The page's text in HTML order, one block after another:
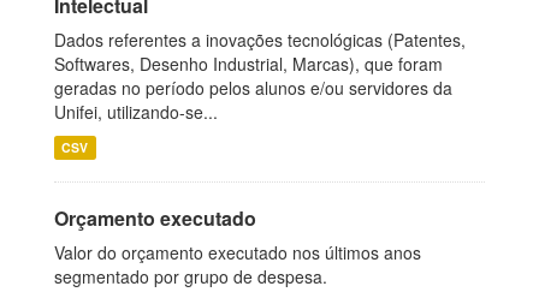
Dados referentes a inovações tecnológicas (Patentes,
Softwares, Desenho Industrial, Marcas), que foram
geradas no período pelos alunos e/ou servidores da
Unifei, utilizando-se...
CSV
Orçamento executado
Valor do orçamento executado nos últimos anos
segmentado por grupo de despesa.